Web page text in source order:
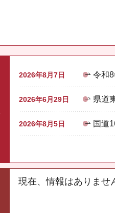
2026年8月7日 令和
2026年6月29日 県道
2026年8月5日 国道
現在、情報はありませ